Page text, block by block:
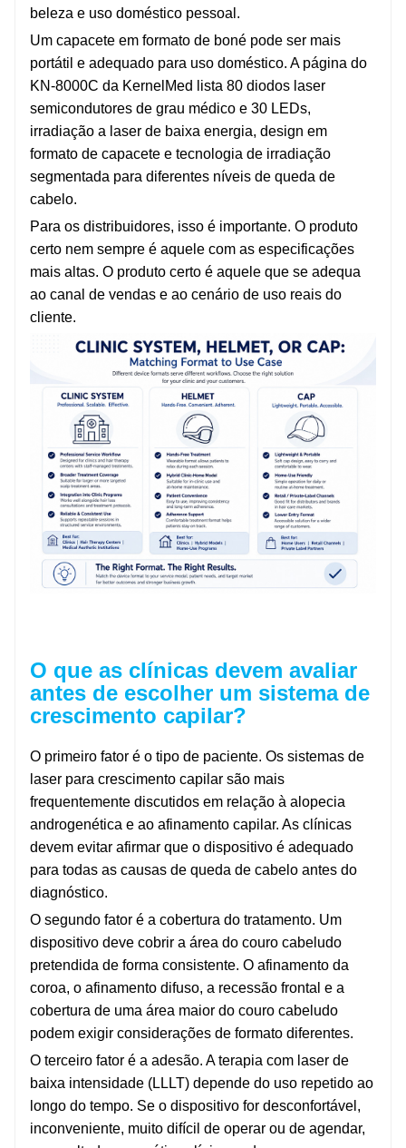
beleza e uso doméstico pessoal.
Um capacete em formato de boné pode ser mais
portátil e adequado para uso doméstico. A página do
KN-8000C da KernelMed lista 80 diodos laser
semicondutores de grau médico e 30 LEDs,
irradiação a laser de baixa energia, design em
formato de capacete e tecnologia de irradiação
segmentada para diferentes níveis de queda de
cabelo.
Para os distribuidores, isso é importante. O produto
certo nem sempre é aquele com as especificações
mais altas. O produto certo é aquele que se adequa
ao canal de vendas e ao cenário de uso reais do
cliente.
O que as clínicas devem avaliar
antes de escolher um sistema de
crescimento capilar?
O primeiro fator é o tipo de paciente. Os sistemas de
laser para crescimento capilar são mais
frequentemente discutidos em relação à alopecia
androgenética e ao afinamento capilar. As clínicas
devem evitar afirmar que o dispositivo é adequado
para todas as causas de queda de cabelo antes do
diagnóstico.
O segundo fator é a cobertura do tratamento. Um
dispositivo deve cobrir a área do couro cabeludo
pretendida de forma consistente. O afinamento da
coroa, o afinamento difuso, a recessão frontal e a
cobertura de uma área maior do couro cabeludo
podem exigir considerações de formato diferentes.
O terceiro fator é a adesão. A terapia com laser de
baixa intensidade (LLLT) depende do uso repetido ao
longo do tempo. Se o dispositivo for desconfortável,
inconveniente, muito difícil de operar ou de agendar,